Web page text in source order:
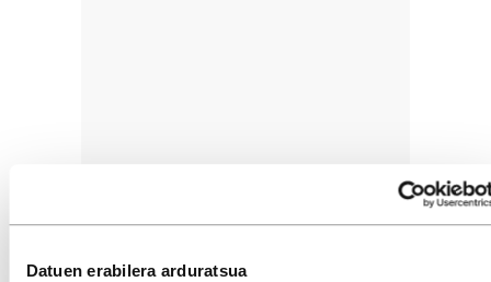
Datuen erabilera arduratsua